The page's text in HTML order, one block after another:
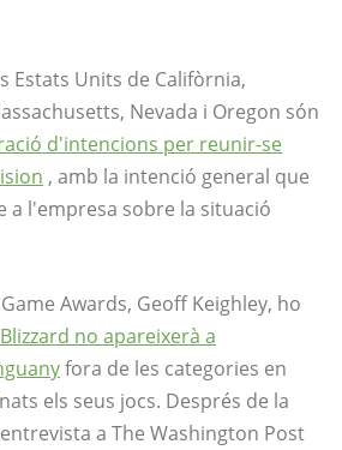
Estats Units de Califòrnia,
Nevada i Oregon són
d'intencions per reunir-se
, amb la intenció general que
a l'empresa sobre la situació
Awards, Geoff Keighley, ho
no apareixerà a
fora de les categories en
els seus jocs. Després de la
a The Washington Post